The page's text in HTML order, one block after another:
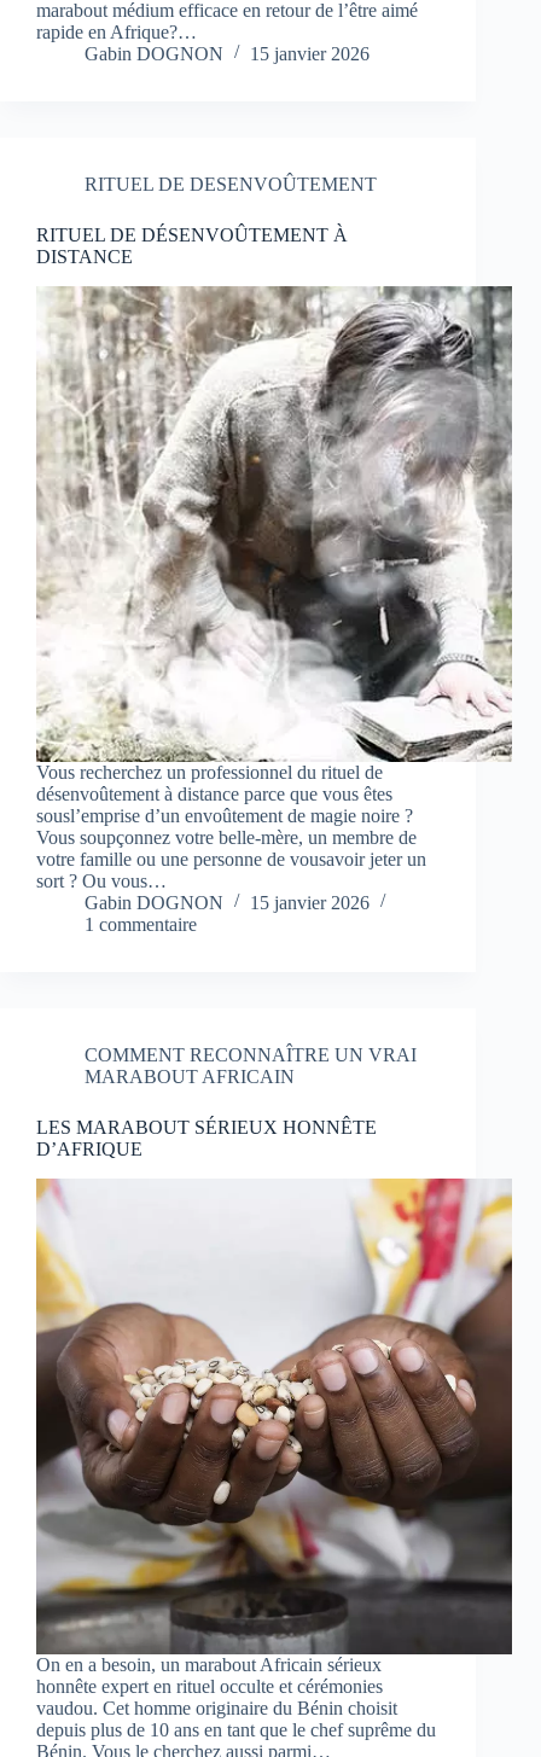
marabout médium efficace en retour de l’être aimé
rapide en Afrique?…
Gabin DOGNON
15 janvier 2026
RITUEL DE DESENVOÛTEMENT
RITUEL DE DÉSENVOÛTEMENT À
DISTANCE
Vous recherchez un professionnel du rituel de
désenvoûtement à distance parce que vous êtes
sousl’emprise d’un envoûtement de magie noire ?
Vous soupçonnez votre belle-mère, un membre de
votre famille ou une personne de vousavoir jeter un
sort ? Ou vous…
Gabin DOGNON
15 janvier 2026
1 commentaire
COMMENT RECONNAÎTRE UN VRAI
MARABOUT AFRICAIN
LES MARABOUT SÉRIEUX HONNÊTE
D’AFRIQUE
On en a besoin, un marabout Africain sérieux
honnête expert en rituel occulte et cérémonies
vaudou. Cet homme originaire du Bénin choisit
depuis plus de 10 ans en tant que le chef suprême du
Bénin. Vous le cherchez aussi parmi…